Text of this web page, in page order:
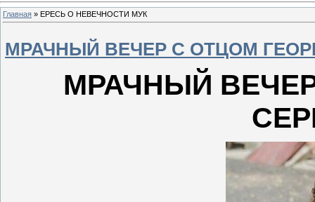
Главная » ЕРЕСЬ О НЕВЕЧНОСТИ МУК
МРАЧНЫЙ ВЕЧЕР С ОТЦОМ
МРАЧНЫЙ